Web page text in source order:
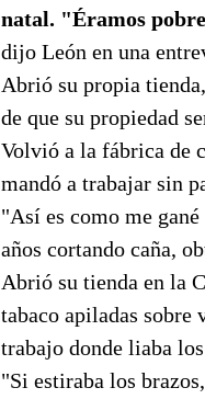
natal. "Éramos
dijo León en una
Abrió su propia
de que su propiedad
Volvió a la fábrica de
mandó a trabajar sin
"Así es como me
años cortando caña,
Abrió su tienda en la
tabaco apiladas sobre
trabajo donde liaba
"Si estiraba los